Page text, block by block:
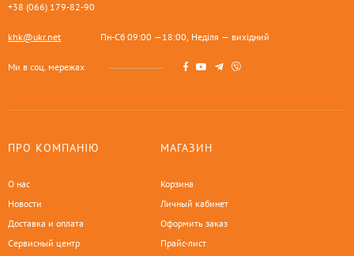
+38 (066) 179-82-90
khk@ukr.net Пн-Сб 09:00 —18:00, Неділя — вихідний
Ми в соц. мережах
ПРО КОМПАНІЮ
О нас
Новости
Доставка и оплата
Сервисный центр
МАГАЗИН
Корзина
Личный кабинет
Оформить заказ
Прайс-лист